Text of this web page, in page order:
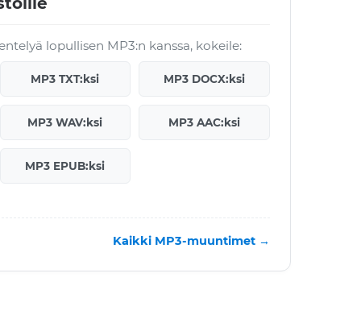
lopullisen MP3:n kanssa, kokeile:
MP3 TXT:ksi MP3 DOCX:ksi
MP3 WAV:ksi MP3 AAC:ksi
MP3 EPUB:ksi
Kaikki MP3-muuntimet →